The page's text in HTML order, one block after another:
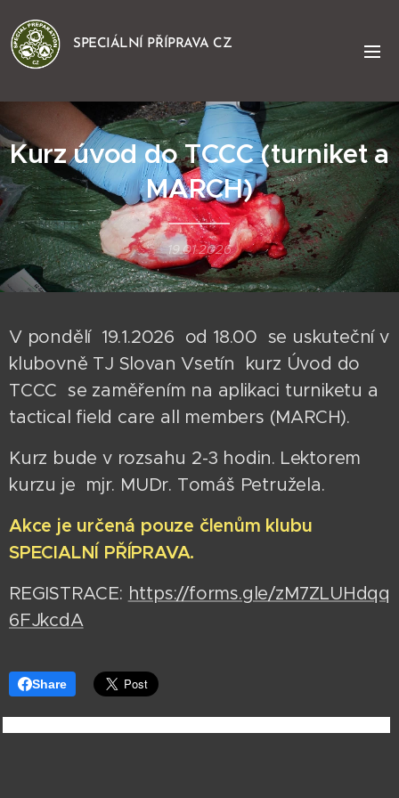
SPECIÁLNÍ PŘÍPRAVA CZ
Kurz úvod do TCCC (turniket a
MARCH)
19.01.2026
V pondělí 19.1.2026 od 18.00 se uskuteční v
klubovně TJ Slovan Vsetín kurz Úvod do
TCCC se zaměřením na aplikaci turniketu a
tactical field care all members (MARCH).
Kurz bude v rozsahu 2-3 hodin. Lektorem
kurzu je mjr. MUDr. Tomáš Petružela.
Akce je určená pouze členům klubu
SPECIALNÍ PŘÍPRAVA.
REGISTRACE: https://forms.gle/zM7ZLUHdqq
6FJkcdA
Share